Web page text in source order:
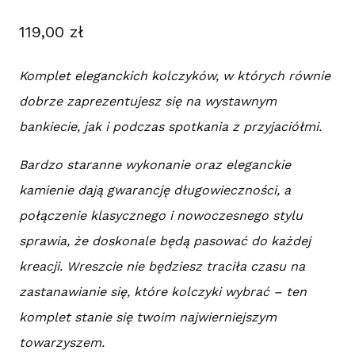
119,00 zł
Komplet eleganckich kolczyków, w których równie
dobrze zaprezentujesz się na wystawnym
bankiecie, jak i podczas spotkania z przyjaciółmi.
Bardzo staranne wykonanie oraz eleganckie
kamienie dają gwarancję długowieczności, a
połączenie klasycznego i nowoczesnego stylu
sprawia, że doskonale będą pasować do każdej
kreacji. Wreszcie nie będziesz traciła czasu na
zastanawianie się, które kolczyki wybrać – ten
komplet stanie się twoim najwierniejszym
towarzyszem.